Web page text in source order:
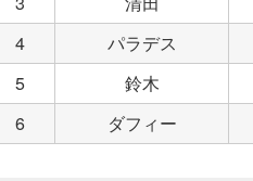
4
パラデス
5
鈴木
6 ダフィー